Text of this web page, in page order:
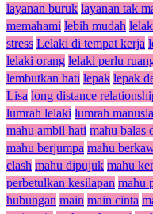
layanan buruk layanan tak
memahami lebih mudah
stress Lelaki di tempat kerja
lelaki orang lelaki perlu
lembutkan hati lepak lepak
Lisa long distance
lumrah lelaki lumrah manusia
mahu ambil hati mahu balas
mahu berjumpa mahu
clash mahu dipujuk mahu
perbetulkan kesilapan mahu
hubungan main main cinta